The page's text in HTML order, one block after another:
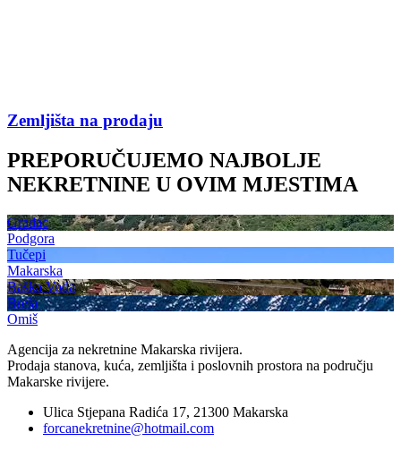
Zemljišta na prodaju
PREPORUČUJEMO NAJBOLJE
NEKRETNINE U OVIM MJESTIMA
Gradac
Podgora
Tučepi
Makarska
Baška Voda
Brela
Omiš
Agencija za nekretnine Makarska rivijera.
Prodaja stanova, kuća, zemljišta i poslovnih prostora na području
Makarske rivijere.
Ulica Stjepana Radića 17, 21300 Makarska
forcanekretnine@hotmail.com